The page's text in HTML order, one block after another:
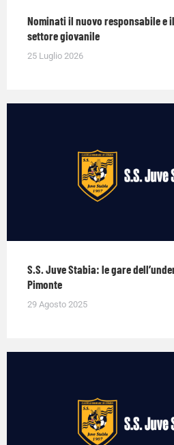
Nominati il nuovo responsabile e
settore giovanile
25 Luglio 2026
S.S. Juve Stabia: le gare
Pimonte
29 Agosto 2025